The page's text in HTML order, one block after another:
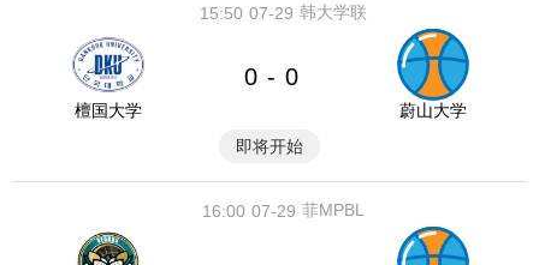
07-29
15:50 韩大学联
檀国大学
0 - 0
蔚山大学
即将开始
07-29
16:00 菲MPBL